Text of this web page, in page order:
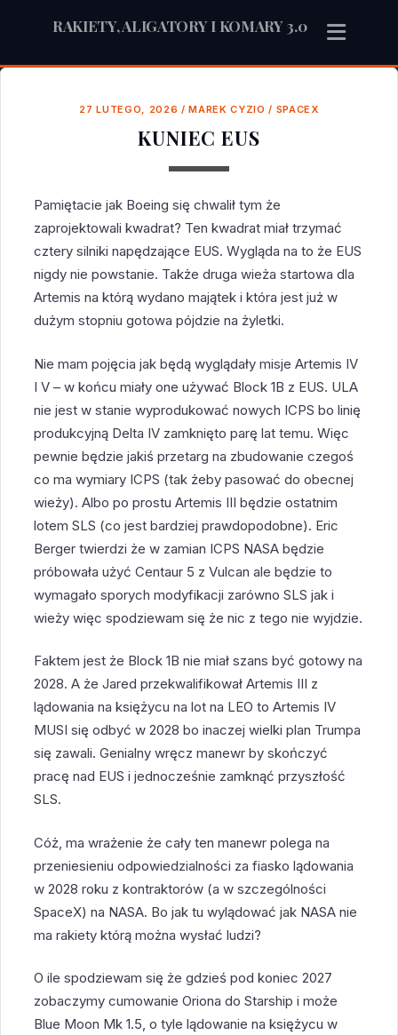
RAKIETY, ALIGATORY I KOMARY 3.0
27 LUTEGO, 2026 /MAREK CYZIO / SPACEX
KUNIEC EUS
Pamiętacie jak Boeing się chwalił tym że
zaprojektowali kwadrat? Ten kwadrat miał trzymać
cztery silniki napędzające EUS. Wygląda na to że EUS
nigdy nie powstanie. Także druga wieża startowa dla
Artemis na którą wydano majątek i która jest już w
dużym stopniu gotowa pójdzie na żyletki.
Nie mam pojęcia jak będą wyglądały misje Artemis IV
I V – w końcu miały one używać Block 1B z EUS. ULA
nie jest w stanie wyprodukować nowych ICPS bo linię
produkcyjną Delta IV zamknięto parę lat temu. Więc
pewnie będzie jakiś przetarg na zbudowanie czegoś
co ma wymiary ICPS (tak żeby pasować do obecnej
wieży). Albo po prostu Artemis III będzie ostatnim
lotem SLS (co jest bardziej prawdopodobne). Eric
Berger twierdzi że w zamian ICPS NASA będzie
próbowała użyć Centaur 5 z Vulcan ale będzie to
wymagało sporych modyfikacji zarówno SLS jak i
wieży więc spodziewam się że nic z tego nie wyjdzie.
Faktem jest że Block 1B nie miał szans być gotowy na
2028. A że Jared przekwalifikował Artemis III z
lądowania na księżycu na lot na LEO to Artemis IV
MUSI się odbyć w 2028 bo inaczej wielki plan Trumpa
się zawali. Genialny wręcz manewr by skończyć
pracę nad EUS i jednocześnie zamknąć przyszłość
SLS.
Cóż, ma wrażenie że cały ten manewr polega na
przeniesieniu odpowiedzialności za fiasko lądowania
w 2028 roku z kontraktorów (a w szczególności
SpaceX) na NASA. Bo jak tu wylądować jak NASA nie
ma rakiety którą można wysłać ludzi?
O ile spodziewam się że gdzieś pod koniec 2027
zobaczymy cumowanie Oriona do Starship i może
Blue Moon Mk 1.5, o tyle lądowanie na księżycu w